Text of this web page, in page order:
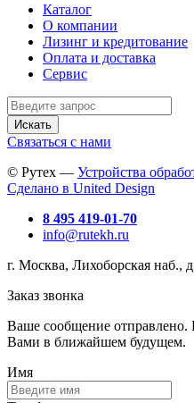
Каталог
О компании
Лизинг и кредитование
Оплата и доставка
Сервис
Искать
Связаться с нами
© Рутех — Устройства
Сделано в United Design
8 495 419-01-70
info@rutekh.ru
г. Москва, Лихоборская наб.,
Заказ звонка
Ваше сообщение отправлено.
Вами в ближайшем будущем.
Имя